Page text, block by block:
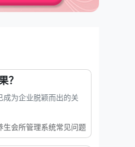
？
为企业脱颖而出的关
生会所管理系统常见问题